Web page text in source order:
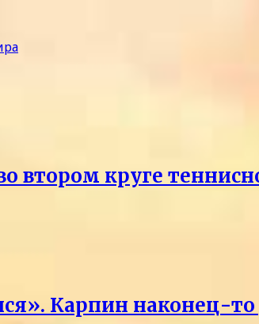
втором круге
Карпин наконец-